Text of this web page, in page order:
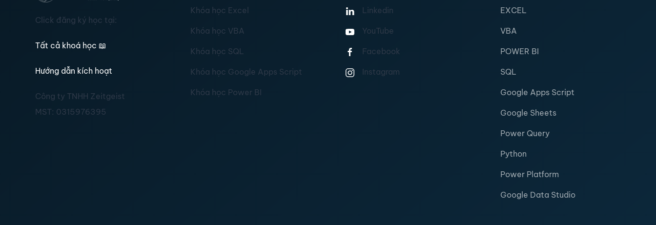
Click đăng ký học tại:
Tất cả khoá học 📖
Hướng dẫn kích hoạt
Công ty TNHH Zeitgeist
MST: 0315976395
Khóa học Excel
Khóa học VBA
Khóa học SQL
Khóa học Google Apps Script
Khóa học Power BI
Linkedin
YouTube
Facebook
Instagram
EXCEL
VBA
POWER BI
SQL
Google Apps Script
Google Sheets
Power Query
Python
Power Platform
Google Data Studio